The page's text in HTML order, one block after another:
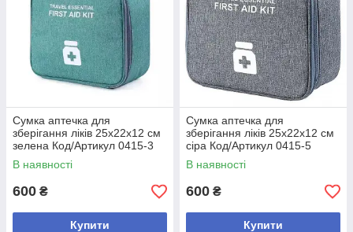
Cумка аптечка для
зберігання ліків 25x22x12 см
зелена Код/Артикул 0415-3
В наявності
600 ₴
Купити
Cумка аптечка для
зберігання ліків 25x22x12 см
сіра Код/Артикул 0415-5
В наявності
600 ₴
Купити